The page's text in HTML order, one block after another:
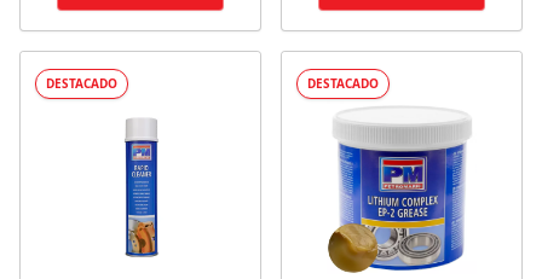
DESTACADO DESTACADO